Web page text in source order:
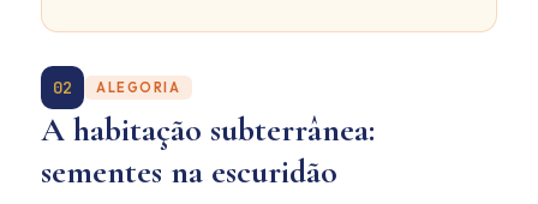
02 ALEGORIA
A habitação subterrânea:
sementes na escuridão